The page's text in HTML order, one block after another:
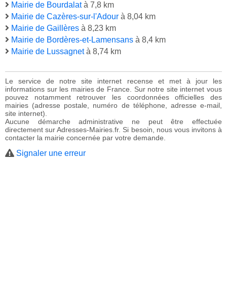
Mairie de Bourdalatà 7,8 km
Mairie de Cazères-sur-l'Adour à 8,04 km
Mairie de Gaillères à 8,23 km
Mairie de Bordères-et-Lamensans à 8,4 km
Mairie de Lussagnetà 8,74 km
Le service de notre site internet recense et met à jour les
informations sur les mairies de France. Sur notre site internet vous
pouvez notamment retrouver les coordonnées officielles des
mairies (adresse postale, numéro de téléphone, adresse e-mail,
site internet).
Aucune démarche administrative ne peut être effectuée
directement sur Adresses-Mairies.fr. Si besoin, nous vous invitons à
contacter la mairie concernée par votre demande.
Signaler une erreur